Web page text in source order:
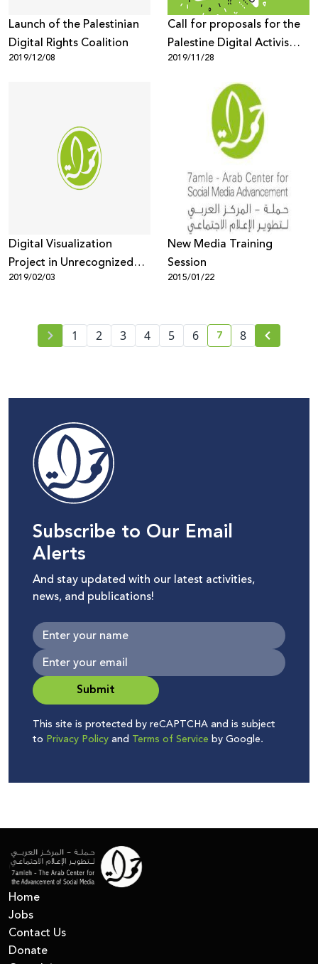
Launch of the Palestinian
Digital Rights Coalition
2019/12/08
Call for proposals for the
Palestine Digital Activism
Forum 2020
2019/11/28
Digital Visualization
Project in Unrecognized
Villages in the Negev
2019/02/03
New Media Training
Session
2015/01/22
1 2 3 4 5 6 current page
7 8
Subscribe to Our Email
Alerts
And stay updated with our latest activities,
news, and publications!
Submit
This site is protected by reCAPTCHA and is subject
to Privacy Policyand Terms of Service by Google.
Home
Jobs
Contact Us
Donate